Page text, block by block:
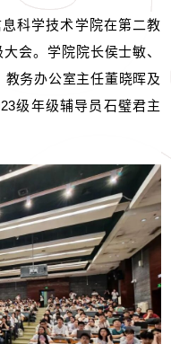
科学技术学院在第二教
会。学院院长侯士敏、
务办公室主任董晓晖及
级年级辅导员石璧君主